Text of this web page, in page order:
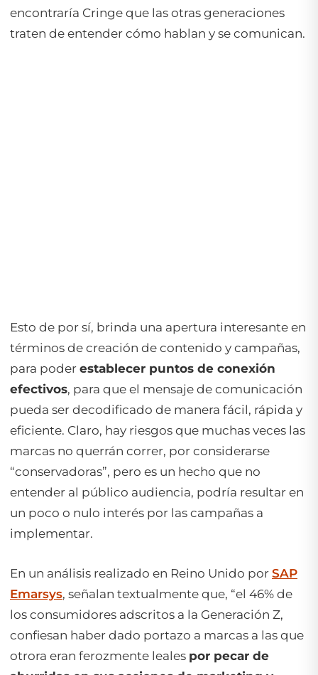
encontraría Cringe que las otras generaciones
traten de entender cómo hablan y se comunican.
Esto de por sí, brinda una apertura interesante en
términos de creación de contenido y campañas,
para poder establecer puntos de conexión
efectivos, para que el mensaje de comunicación
pueda ser decodificado de manera fácil, rápida y
eficiente. Claro, hay riesgos que muchas veces las
marcas no querrán correr, por considerarse
“conservadoras”, pero es un hecho que no
entender al público audiencia, podría resultar en
un poco o nulo interés por las campañas a
implementar.
En un análisis realizado en Reino Unido por SAP
Emarsys, señalan textualmente que, “el 46% de
los consumidores adscritos a la Generación Z,
confiesan haber dado portazo a marcas a las que
otrora eran ferozmente leales por pecar de